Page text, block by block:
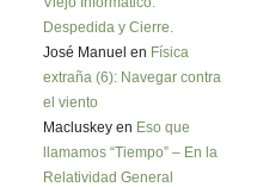
Despedida y Cierre.
José Manuel en Física
extraña (6): Navegar contra
el viento
Macluskey en Eso que
llamamos “Tiempo” – En la
Relatividad General